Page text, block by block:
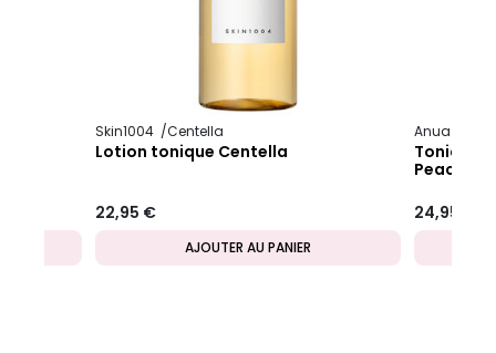
Skin1004 Centella
Lotion tonique Centella
22,95 €
AJOUTER AU PANIER
Anua
Tonique
Peach
24,95 €